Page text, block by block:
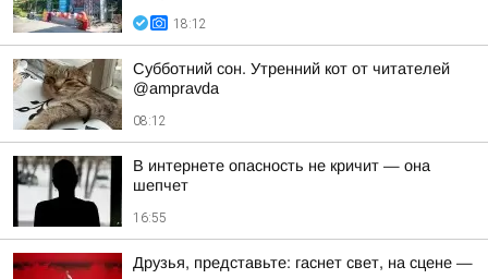
18:12
Субботний сон. Утренний кот от читателей
@ampravda
08:12
В интернете опасность не кричит — она
шепчет
16:55
Друзья, представьте: гаснет свет, на сцене —